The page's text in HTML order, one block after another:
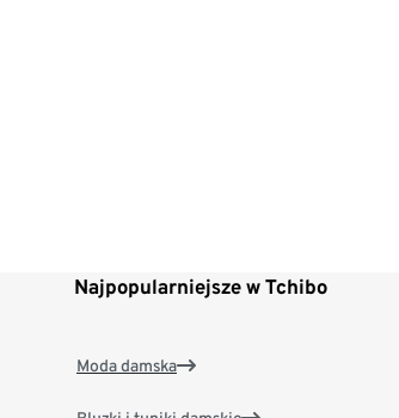
Najpopularniejsze w Tchibo
Moda damska